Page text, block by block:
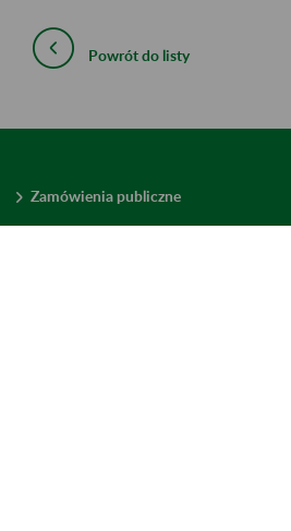
Powrót do listy
Zamówienia publiczne